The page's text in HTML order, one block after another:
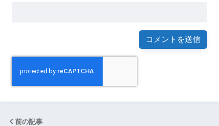
前の記事